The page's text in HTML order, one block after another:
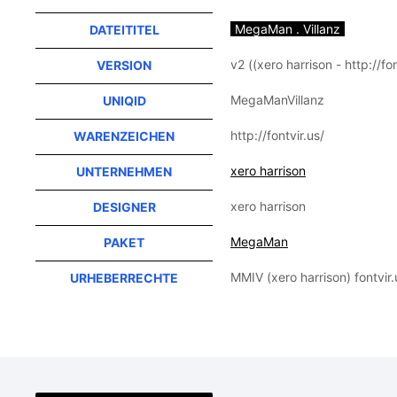
DATEITITEL MegaMan . Villanz
VERSION v2 ((xero harrison - http://
UNIQID MegaManVillanz
WARENZEICHEN http://fontvir.us/
UNTERNEHMEN xero harrison
DESIGNER xero harrison
PAKET MegaMan
URHEBERRECHTE MMIV (xero harrison)